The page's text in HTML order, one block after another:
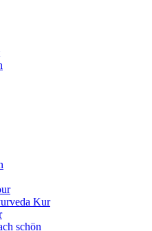
Kur
schön